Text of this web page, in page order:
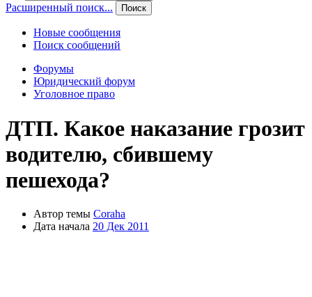
Расширенный поиск...
Поиск
Новые сообщения
Поиск сообщений
Форумы
Юридический форум
Уголовное право
ДТП. Какое наказание грозит
водителю, сбившему
пешехода?
Автор темы Coraha
Дата начала 20 Дек 2011